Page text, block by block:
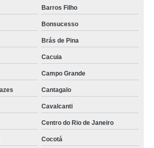
Bonsucesso
Bonita
de Carvalho
Heliópolis
da Cantareira
metal Vila Andrade
Leal
Barros Filho
Bonsucesso
Brás de Pina
Cacuia
Campo Grande
Cantagalo
Cavalcanti
Centro do Rio de Janeiro
Cocotá